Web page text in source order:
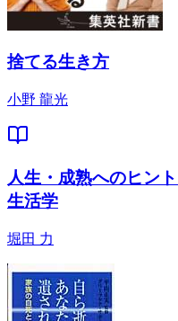
捨てる生き方
小野 龍光
人生・成熟へのヒン
生活学
堀田 力